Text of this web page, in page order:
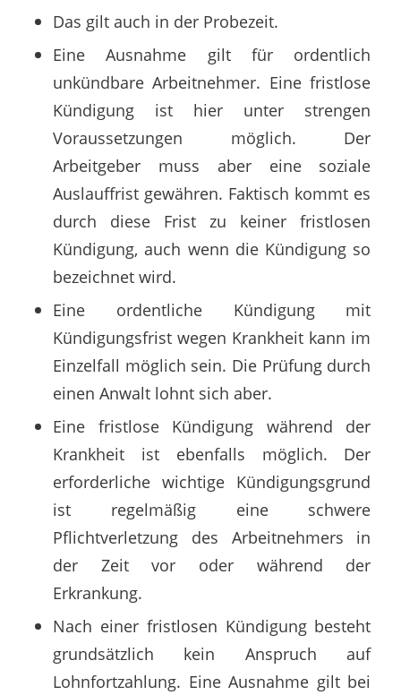
Das gilt auch in der Probezeit.
Eine Ausnahme gilt für ordentlich
unkündbare Arbeitnehmer. Eine fristlose
Kündigung ist hier unter strengen
Voraussetzungen möglich. Der
Arbeitgeber muss aber eine soziale
Auslauffrist gewähren. Faktisch kommt es
durch diese Frist zu keiner fristlosen
Kündigung, auch wenn die Kündigung so
bezeichnet wird.
Eine ordentliche Kündigung mit
Kündigungsfrist wegen Krankheit kann im
Einzelfall möglich sein. Die Prüfung durch
einen Anwalt lohnt sich aber.
Eine fristlose Kündigung während der
Krankheit ist ebenfalls möglich. Der
erforderliche wichtige Kündigungsgrund
ist regelmäßig eine schwere
Pflichtverletzung des Arbeitnehmers in
der Zeit vor oder während der
Erkrankung.
Nach einer fristlosen Kündigung besteht
grundsätzlich kein Anspruch auf
Lohnfortzahlung. Eine Ausnahme gilt bei